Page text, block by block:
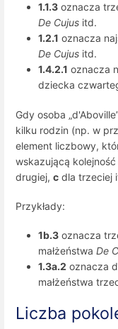
1.1.3 oznacza
De Cujus itd.
1.2.1 oznacza
De Cujus itd.
1.4.2.1 oznacza
dziecka
Gdy osoba
kilku rodzin (np. w
element liczbowy,
wskazującą
drugiej, c dla trzeciej
Przykłady:
1b.3 oznacza
małżeństwa De
1.3a.2 oznacza
małżeństwa
Liczba